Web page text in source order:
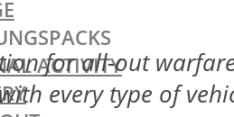
ACTIVITY
for all-out
every type of